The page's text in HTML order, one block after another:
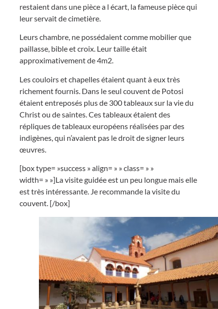
restaient dans une pièce a l écart, la fameuse pièce qui
leur servait de cimetière.
Leurs chambre, ne possédaient comme mobilier que
paillasse, bible et croix. Leur taille était
approximativement de 4m2.
Les couloirs et chapelles étaient quant à eux très
richement fournis. Dans le seul couvent de Potosi
étaient entreposés plus de 300 tableaux sur la vie du
Christ ou de saintes. Ces tableaux étaient des
répliques de tableaux européens réalisées par des
indigènes, qui n’avaient pas le droit de signer leurs
œuvres.
[box type= »success » align= » » class= » »
width= » »]La visite guidée est un peu longue mais elle
est très intéressante. Je recommande la visite du
couvent. [/box]